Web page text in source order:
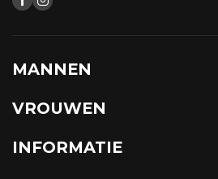
MANNEN
VROUWEN
INFORMATIE